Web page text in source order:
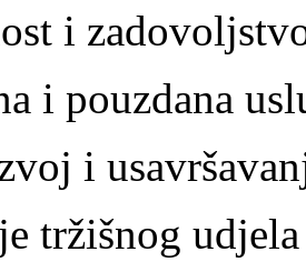
i
i pouzdana
i
tržišnog udjela